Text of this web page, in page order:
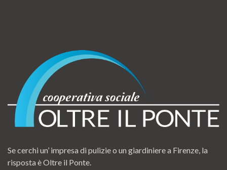
Se cerchi un’ impresa di pulizie o un giardiniere a Firenze, la
risposta è Oltre il Ponte.